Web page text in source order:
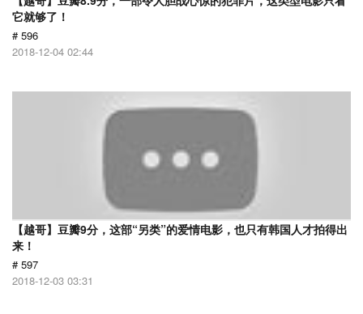
它就够了！
# 596
2018-12-04 02:44
【越哥】豆瓣9分，这部“另类”的爱情电影，也只有韩国人才拍得出
来！
# 597
2018-12-03 03:31